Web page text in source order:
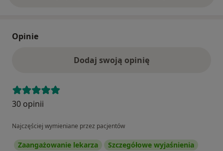
Opinie
Dodaj swoją opinię
30 opinii
Najczęściej wymieniane przez pacjentów
Zaangażowanie lekarza
Szczegółowe wyjaśnienia